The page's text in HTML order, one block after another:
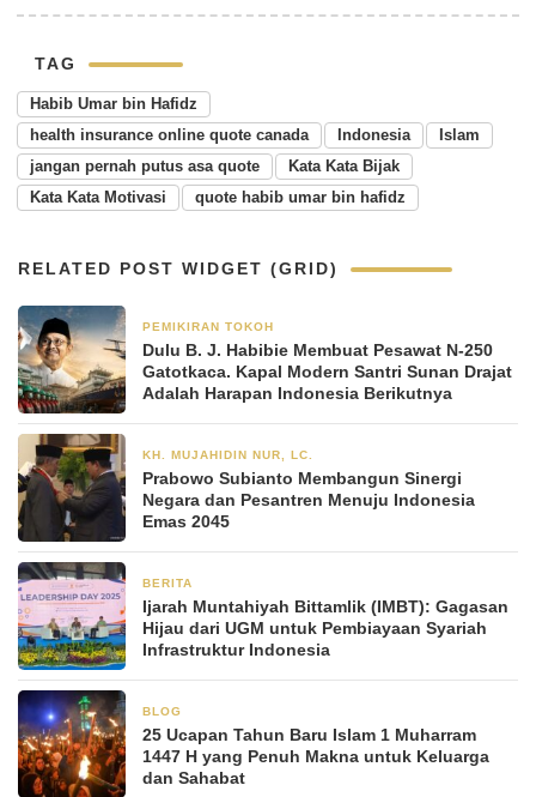
TAG
Habib Umar bin Hafidz
health insurance online quote canada
Indonesia
Islam
jangan pernah putus asa quote
Kata Kata Bijak
Kata Kata Motivasi
quote habib umar bin hafidz
RELATED POST WIDGET (GRID)
PEMIKIRAN TOKOH
Dulu B. J. Habibie Membuat Pesawat N-250
Gatotkaca. Kapal Modern Santri Sunan Drajat
Adalah Harapan Indonesia Berikutnya
KH. MUJAHIDIN NUR, LC.
Prabowo Subianto Membangun Sinergi
Negara dan Pesantren Menuju Indonesia
Emas 2045
BERITA
Ijarah Muntahiyah Bittamlik (IMBT): Gagasan
Hijau dari UGM untuk Pembiayaan Syariah
Infrastruktur Indonesia
BLOG
25 Ucapan Tahun Baru Islam 1 Muharram
1447 H yang Penuh Makna untuk Keluarga
dan Sahabat